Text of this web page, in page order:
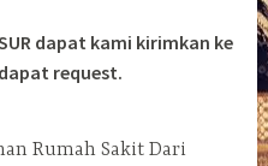
dapat kami kirimkan ke
request.
Rumah Sakit Dari